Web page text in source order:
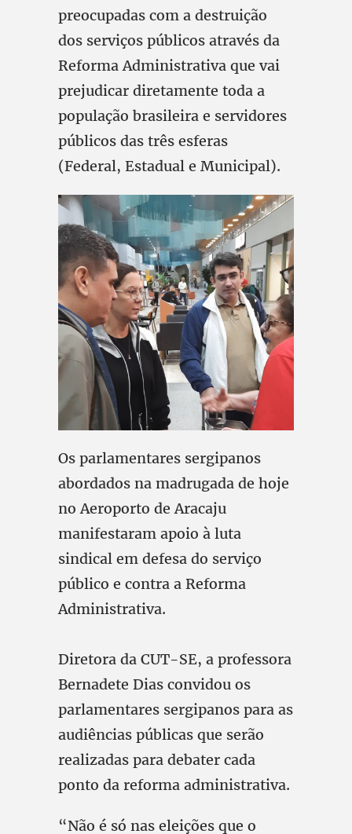
preocupadas com a destruição
dos serviços públicos através da
Reforma Administrativa que vai
prejudicar diretamente toda a
população brasileira e servidores
públicos das três esferas
(Federal, Estadual e Municipal).
Os parlamentares sergipanos
abordados na madrugada de hoje
no Aeroporto de Aracaju
manifestaram apoio à luta
sindical em defesa do serviço
público e contra a Reforma
Administrativa.
Diretora da CUT-SE, a professora
Bernadete Dias convidou os
parlamentares sergipanos para as
audiências públicas que serão
realizadas para debater cada
ponto da reforma administrativa.
“Não é só nas eleições que o